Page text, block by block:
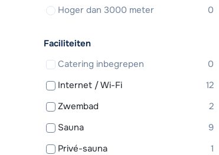
Hoger dan 3000 meter
0
Faciliteiten
Catering inbegrepen
0
Internet / Wi-Fi
12
Zwembad
2
Sauna
9
Privé-sauna
1